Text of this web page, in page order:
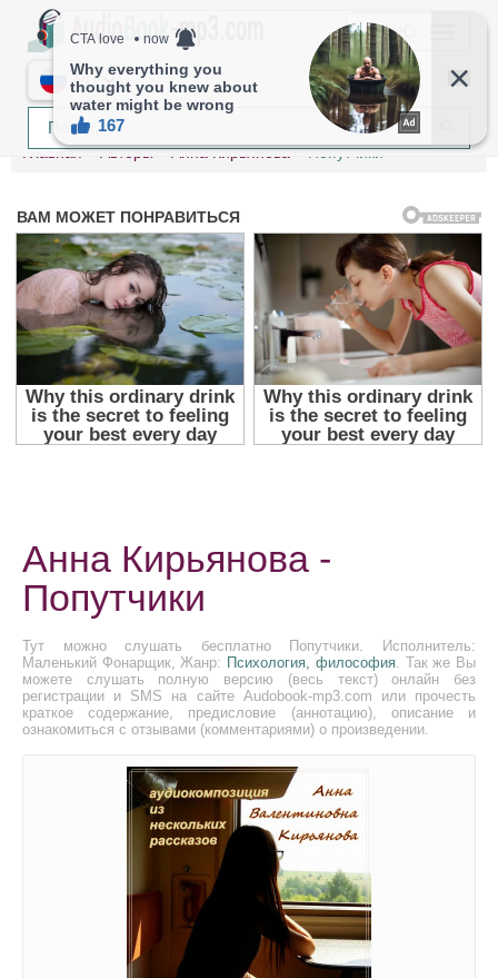
МЕНЮ
RU
Главная Авторы Анна Кирьянова Попутчики
Анна Кирьянова -
Попутчики
Тут можно слушать бесплатно Попутчики. Исполнитель:
Маленький Фонарщик, Жанр: Психология, философия. Так же Вы
можете слушать полную версию (весь текст) онлайн без
регистрации и SMS на сайте Audobook-mp3.com или прочесть
краткое содержание, предисловие (аннотацию), описание и
ознакомиться с отзывами (комментариями) о произведении.